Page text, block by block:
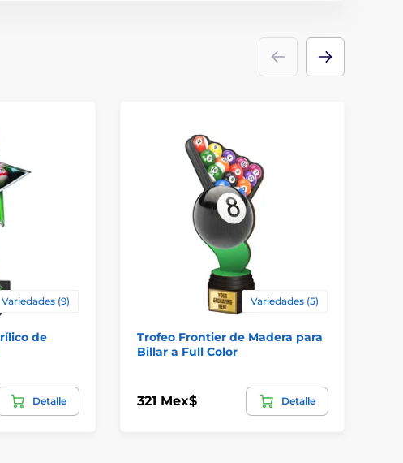
Variedades (9)
de
Detalle
Variedades (5)
Trofeo Frontier de Madera para
Billar a Full Color
321 Mex$ Detalle